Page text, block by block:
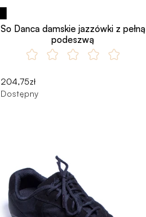
So Danca damskie jazzówki z pełną
podeszwą
204,75zł
Dostępny